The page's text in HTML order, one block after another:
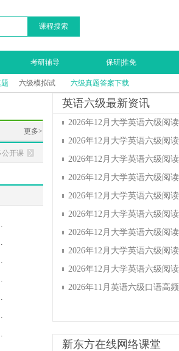
课程搜索
考研辅导 保研|推免
六级模拟试 六级真题答案下载
更多>
公开课
：新时尚
国快速发展
文化之考研
哲理之行动
时间管理
习（11）
题（3）
英语六级最新资讯
新东方在线网络课堂